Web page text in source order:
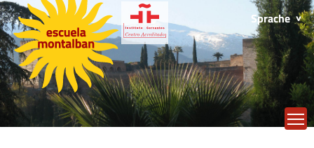
Sprache